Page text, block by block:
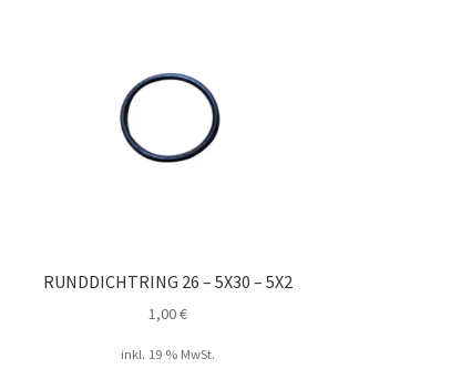
RUNDDICHTRING 26 – 5X30 – 5X2
1,00€
inkl. 19 % MwSt.